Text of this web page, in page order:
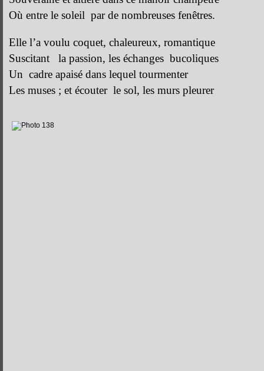
Où entre le soleil par de nombreuses fenêtres.
Elle l’a voulu coquet, chaleureux, romantique
Suscitant la passion, les échanges bucoliques
Un cadre apaisé dans lequel tourmenter
Les muses ; et écouter le sol, les murs pleurer